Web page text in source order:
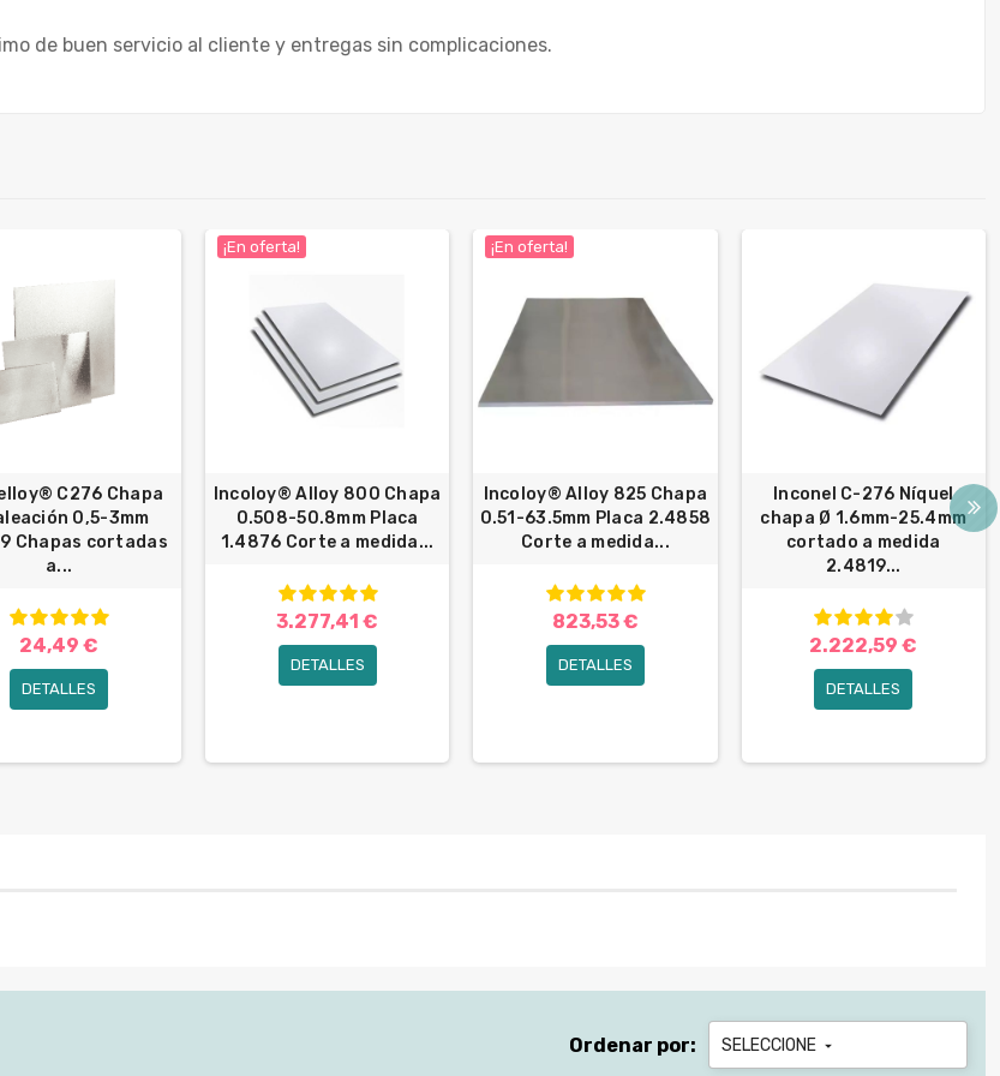
de buen servicio al cliente y entregas sin complicaciones.
C276 Chapa
0,5-3mm
Chapas cortadas
a...
24,49 €
DETALLES
¡En oferta!
Incoloy® Alloy 800 Chapa
0.508-50.8mm Placa
1.4876 Corte a medida...
3.277,41 €
DETALLES
¡En oferta!
Incoloy® Alloy 825 Chapa
0.51-63.5mm Placa 2.4858
Corte a medida...
823,53 €
DETALLES
Inconel C-276 Níquel
chapa Ø 1.6mm-25.4mm
cortado a medida
2.4819...
2.222,59 €
DETALLES
Ordenar por: SELECCIONE 